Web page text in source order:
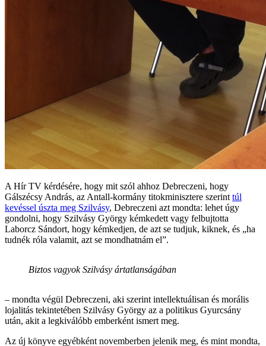
A Hír TV kérdésére, hogy mit szól ahhoz Debreczeni, hogy
Gálszécsy András, az Antall-kormány titokminisztere szerint túl
kevéssel úszta meg Szilvásy, Debreczeni azt mondta: lehet úgy
gondolni, hogy Szilvásy György kémkedett vagy felbujtotta
Laborcz Sándort, hogy kémkedjen, de azt se tudjuk, kiknek, és „ha
tudnék róla valamit, azt se mondhatnám el”.
Biztos vagyok Szilvásy ártatlanságában
– mondta végül Debreczeni, aki szerint intellektuálisan és morális
lojalitás tekintetében Szilvásy György az a politikus Gyurcsány
után, akit a legkiválóbb emberként ismert meg.
Az új könyve egyébként novemberben jelenik meg, és mint mondta,